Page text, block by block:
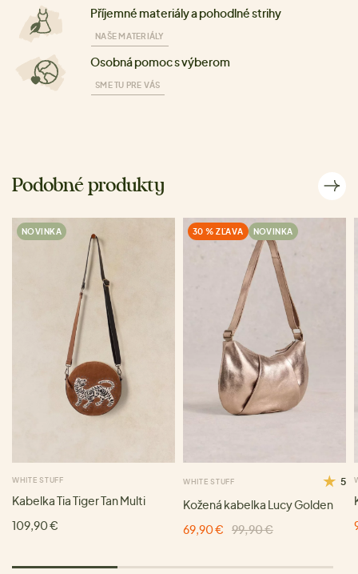
Příjemné materiály a pohodlné strihy
NAŠE MATERIÁLY
Osobná pomoc s výberom
SME TU PRE VÁS
Podobné produkty
NOVINKA
WHITE STUFF
Kabelka Tia Tiger Tan Multi
109,90 €
30 % ZĽAVA NOVINKA
WHITE STUFF 5
Kožená kabelka Lucy Golden
69,90 €
99,90 €